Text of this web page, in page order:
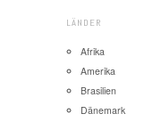
LÄNDER
Afrika
Amerika
Brasilien
Dänemark